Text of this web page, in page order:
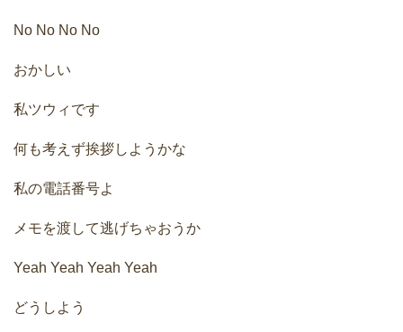
No No No No
おかしい
私ツウィです
何も考えず挨拶しようかな
私の電話番号よ
メモを渡して逃げちゃおうか
Yeah Yeah Yeah Yeah
どうしよう